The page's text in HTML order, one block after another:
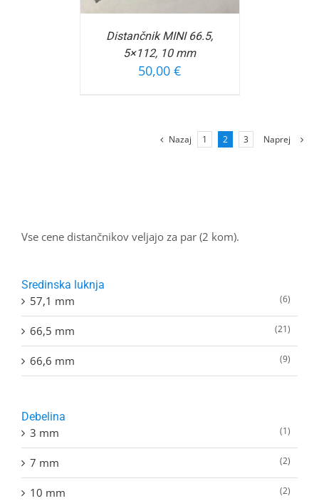
Distančnik MINI 66.5,
5×112, 10 mm
50,00 €
Nazaj 1 2 3 Naprej
Vse cene distančnikov veljajo za par (2 kom).
Sredinska luknja
57,1 mm (6)
66,5 mm (21)
66,6 mm (9)
Debelina
3 mm (1)
7 mm (2)
10 mm (2)